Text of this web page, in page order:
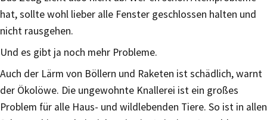
hat, sollte wohl lieber alle Fenster geschlossen halten und
nicht rausgehen.
Und es gibt ja noch mehr Probleme.
Auch der Lärm von Böllern und Raketen ist schädlich, warnt
der Ökolöwe. Die ungewohnte Knallerei ist ein großes
Problem für alle Haus- und wildlebenden Tiere. So ist in allen